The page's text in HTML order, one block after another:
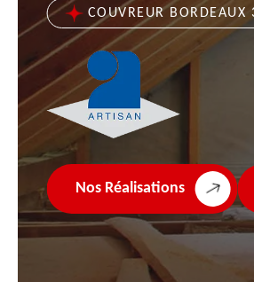
COUVREUR BORDEAUX
Nos Réalisations